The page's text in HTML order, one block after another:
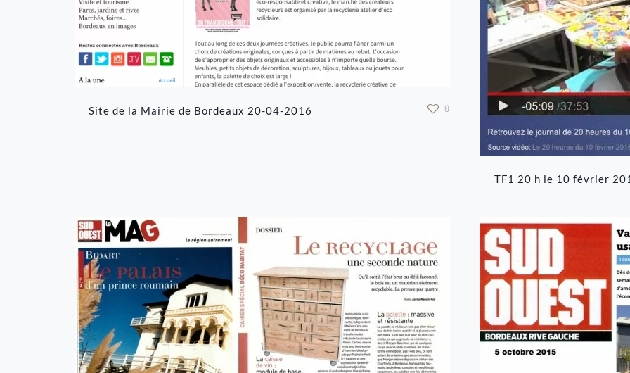
Site de la Mairie de Bordeaux 20-04-2016 0
TF1 20 h le 10 février